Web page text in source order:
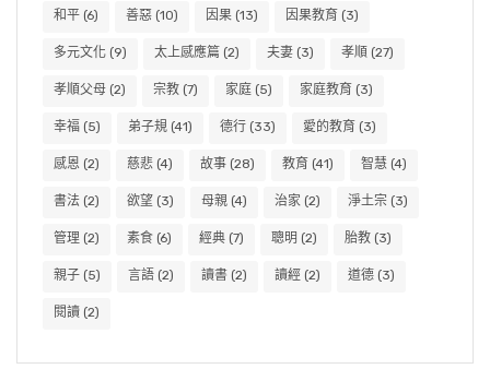
和平 (6) 善惡 (10) 因果 (13) 因果教育 (3)
多元文化 (9) 太上感應篇 (2) 夫妻 (3) 孝順 (27)
孝順父母 (2) 宗教 (7) 家庭 (5) 家庭教育 (3)
幸福 (5) 弟子規 (41) 德行 (33) 愛的教育 (3)
感恩 (2) 慈悲 (4) 故事 (28) 教育 (41) 智慧 (4)
書法 (2) 欲望 (3) 母親 (4) 治家 (2) 淨土宗 (3)
管理 (2) 素食 (6) 經典 (7) 聰明 (2) 胎教 (3)
親子 (5) 言語 (2) 讀書 (2) 讀經 (2) 道德 (3)
閱讀 (2)